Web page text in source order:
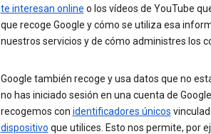
te interesan online o los vídeos de YouTube
que recoge Google y cómo se utiliza esa
nuestros servicios y de cómo administres los
Google también recoge y usa datos que no
no has iniciado sesión en una cuenta de
recogemos con identificadores únicos
dispositivo que utilices. Esto nos permite, por